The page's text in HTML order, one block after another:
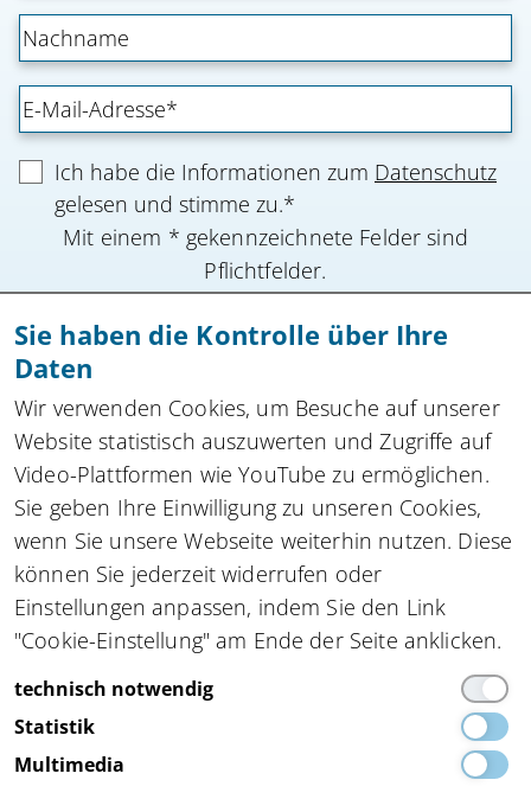
Ich habe die Informationen zum Datenschutz
gelesen und stimme zu.*
Mit einem * gekennzeichnete Felder sind
Pflichtfelder.
Anmeldung absenden
Zu allen Newslettern
Kompetenznetzwerk automatisierte und
vernetzte Mobilitätinnocam.NRW
Steinbachstraße 7, 52074 Aachen
Tel.+49 162 4861673,info(at)innocam.nrw
Funded by:
Sie haben die Kontrolle über Ihre
Daten
Wir verwenden Cookies, um Besuche auf unserer
Website statistisch auszuwerten und Zugriffe auf
Video-Plattformen wie YouTube zu ermöglichen.
Sie geben Ihre Einwilligung zu unseren Cookies,
wenn Sie unsere Webseite weiterhin nutzen. Diese
können Sie jederzeit widerrufen oder
Einstellungen anpassen, indem Sie den Link
"Cookie-Einstellung" am Ende der Seite anklicken.
technisch notwendig
Statistik
Multimedia